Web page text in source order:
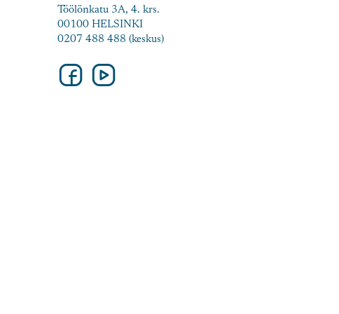
Töölönkatu 3A, 4. krs.
00100 HELSINKI
0207 488 488 (keskus)